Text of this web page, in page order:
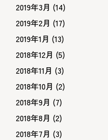
2019年3月 (14)
2019年2月 (17)
2019年1月 (13)
2018年12月 (5)
2018年11月 (3)
2018年10月 (2)
2018年9月 (7)
2018年8月 (2)
2018年7月 (3)